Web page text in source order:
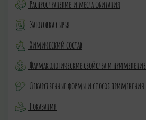
Распространение и места обитания
Заготовка сырья
Химический состав
Фармакологические свойства и применение
Лекарственные формы и способ применения
Показания